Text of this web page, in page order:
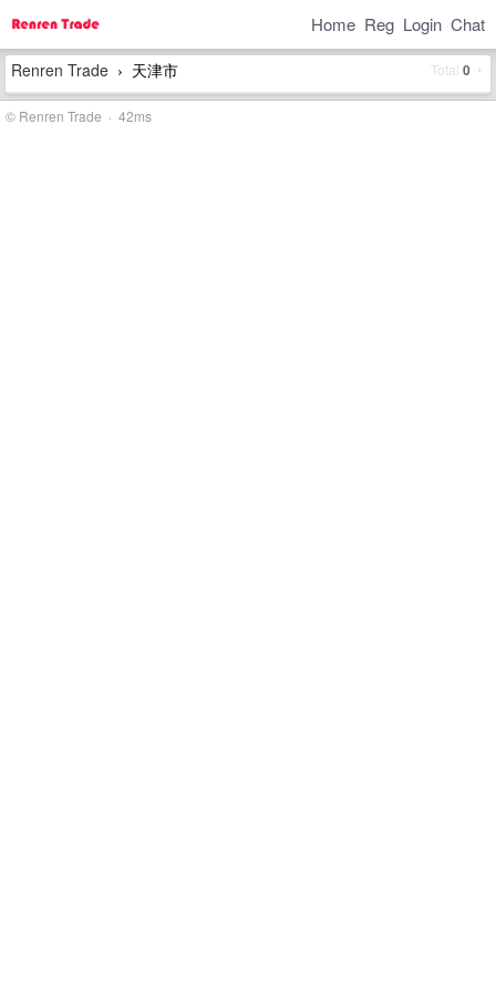
Home Reg Login Chat
Total 0 •
Renren Trade › 天津市
© Renren Trade · 42ms